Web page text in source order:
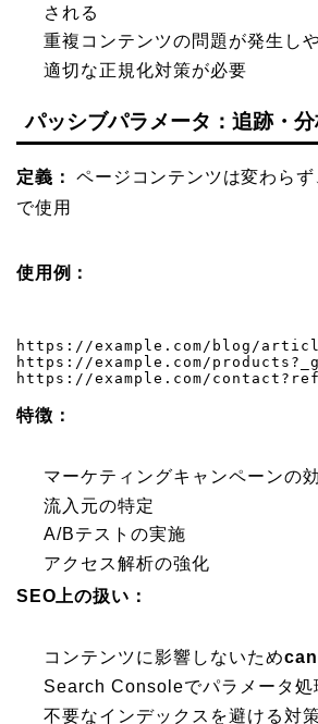
される
重複コンテンツの問題が発生し
適切な正規化対策が必要
パッシブパラメータ：追跡・
定義： ページコンテンツは変わらず
で使用
使用例：
https://example.com/blog/
https://example.com/
https://example.com/
特徴：
マーケティングキャンペーンの
流入元の特定
A/Bテストの実施
アクセス解析の強化
SEO上の扱い：
コンテンツに影響しないため
Search Consoleでパラメータ処
不要なインデックスを避ける対